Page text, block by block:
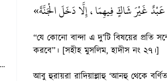
عَبْدٌ غَيْرَ شَاكٍّ فِيهِمَا، إِلَّا دَخَلَ الْجَنَّةَ»
“যে কোনো বান্দা এ দু’টি বিষয়ের প্রতি
করবে”। [সহীহ মুসলিম, হাদীস নং ২৭।]
আবু হুরায়রা রাদিয়াল্লাহু ‘আনহু থেকে